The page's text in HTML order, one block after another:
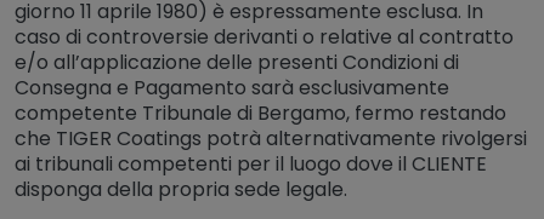
giorno 11 aprile 1980) è espressamente esclusa. In
caso di controversie derivanti o relative al contratto
e/o all’applicazione delle presenti Condizioni di
Consegna e Pagamento sarà esclusivamente
competente Tribunale di Bergamo, fermo restando
che TIGER Coatings potrà alternativamente rivolgersi
ai tribunali competenti per il luogo dove il CLIENTE
disponga della propria sede legale.